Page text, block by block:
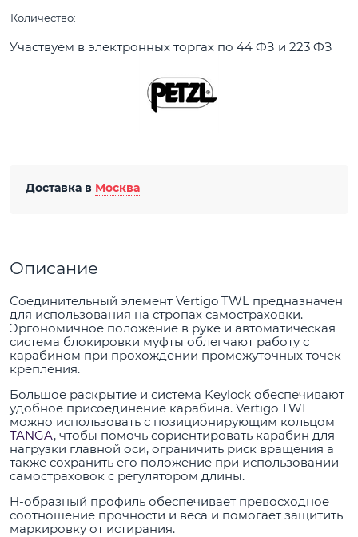
Количество:
Участвуем в электронных торгах по 44 ФЗ и 223 ФЗ
Доставка в Москва
Описание
Соединительный элемент Vertigo TWL предназначен
для использования на стропах самостраховки.
Эргономичное положение в руке и автоматическая
система блокировки муфты облегчают работу с
карабином при прохождении промежуточных точек
крепления.
Большое раскрытие и система Keylock обеспечивают
удобное присоединение карабина. Vertigo TWL
можно использовать с позиционирующим кольцом
TANGA, чтобы помочь сориентировать карабин для
нагрузки главной оси, ограничить риск вращения а
также сохранить его положение при использовании
самостраховок с регулятором длины.
H-образный профиль обеспечивает превосходное
соотношение прочности и веса и помогает защитить
маркировку от истирания.